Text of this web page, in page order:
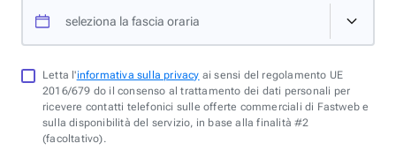
seleziona la fascia oraria
Letta l'informativa sulla privacy ai sensi del regolamento UE
2016/679 do il consenso al trattamento dei dati personali per
ricevere contatti telefonici sulle offerte commerciali di Fastweb e
sulla disponibilità del servizio, in base alla finalità #2
(facoltativo).